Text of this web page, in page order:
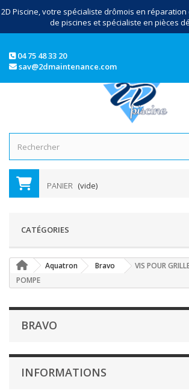
2D Piscine, votre spécialiste drômois en
de piscines et spécialiste en pièces
04 75 48 33 20
sav@2dmaintenance.com
PANIER (vide)
CATÉGORIES
Aquatron Bravo
VIS POUR
POMPE
BRAVO
INFORMATIONS